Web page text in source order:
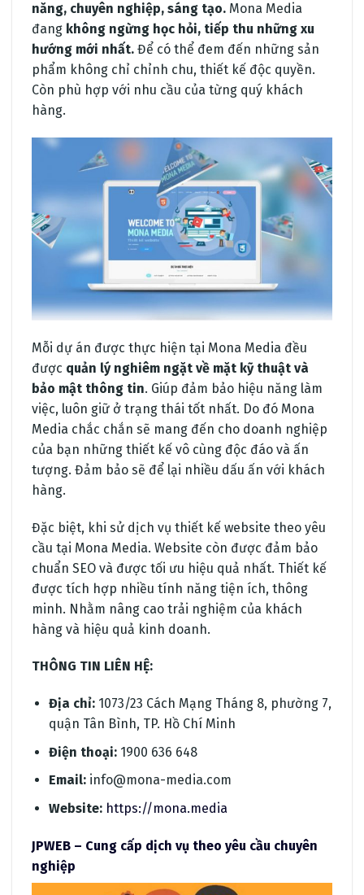
năng, chuyên nghiệp, sáng tạo. Mona Media
đang không ngừng học hỏi, tiếp thu những xu
hướng mới nhất. Để có thể đem đến những sản
phẩm không chỉ chỉnh chu, thiết kế độc quyền.
Còn phù hợp với nhu cầu của từng quý khách
hàng.
Mỗi dự án được thực hiện tại Mona Media đều
được quản lý nghiêm ngặt về mặt kỹ thuật và
bảo mật thông tin. Giúp đảm bảo hiệu năng làm
việc, luôn giữ ở trạng thái tốt nhất. Do đó Mona
Media chắc chắn sẽ mang đến cho doanh nghiệp
của bạn những thiết kế vô cùng độc đáo và ấn
tượng. Đảm bảo sẽ để lại nhiều dấu ấn với khách
hàng.
Đặc biệt, khi sử dịch vụ thiết kế website theo yêu
cầu tại Mona Media. Website còn được đảm bảo
chuẩn SEO và được tối ưu hiệu quả nhất. Thiết kế
được tích hợp nhiều tính năng tiện ích, thông
minh. Nhằm nâng cao trải nghiệm của khách
hàng và hiệu quả kinh doanh.
THÔNG TIN LIÊN HỆ:
Địa chỉ:1073/23 Cách Mạng Tháng 8, phường 7,
quận Tân Bình, TP. Hồ Chí Minh
Điện thoại:1900 636 648
Email: info@mona-media.com
Website: https://mona.media
JPWEB – Cung cấp dịch vụ theo yêu cầu chuyên
nghiệp